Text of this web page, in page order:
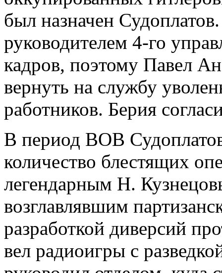
был назначен
руководителем 4-го
кадров, поэтому Павел
вернуть на службу
работников. Берия
В период ВОВ
количество блестящих
легендарным Н.
возглавлявшим
разработкой диверсий
вел радиоигры с